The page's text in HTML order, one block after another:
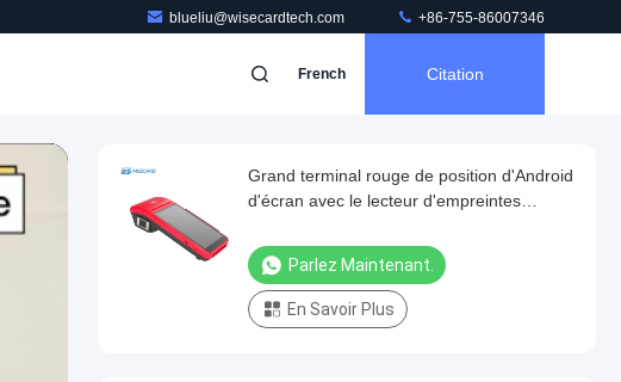
blueliu@wisecardtech.com +86-755-86007346
French Citation
Grand terminal rouge de position d'Android
d'écran avec le lecteur d'empreintes
Parlez Maintenant.
En Savoir Plus